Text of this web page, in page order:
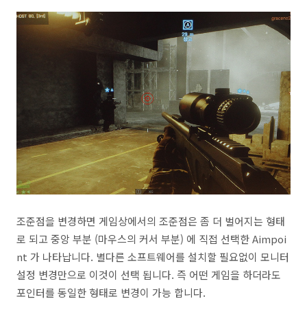
조준점을 변경하면 게임상에서의 조준점은 좀 더 벌어지는 형태
로 되고 중앙 부분 (마우스의 커서 부분) 에 직접 선택한 Aimpoi
nt 가 나타납니다. 별다른 소프트웨어를 설치할 필요없이 모니터
설정 변경만으로 이것이 선택 됩니다. 즉 어떤 게임을 하더라도
포인터를 동일한 형태로 변경이 가능 합니다.